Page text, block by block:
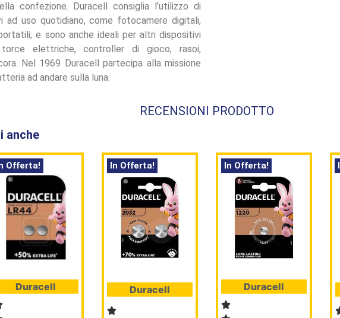
confezione. Duracell consiglia l’utilizzo di
ad uso quotidiano, come fotocamere digitali,
e sono anche ideali per altri dispositivi
elettriche, controller di gioco, rasoi,
Nel 1969 Duracell partecipa alla missione
ad andare sulla luna.
RECENSIONI PRODOTTO
anche
Offerta!
Duracell
In Offerta!
Duracell
In Offerta!
Duracell